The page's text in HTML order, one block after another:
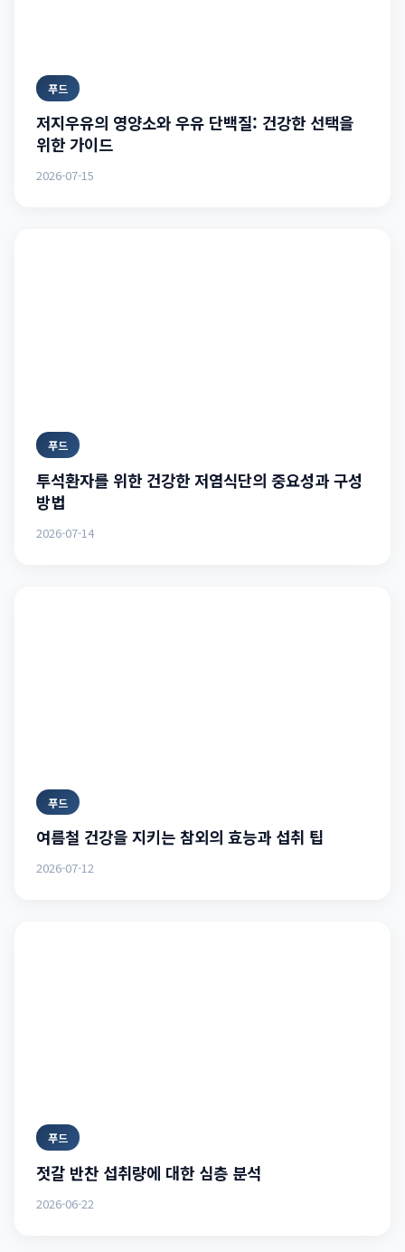
푸드
저지우유의 영양소와 우유 단백질: 건강한 선택을
위한 가이드
2026-07-15
푸드
투석환자를 위한 건강한 저염식단의 중요성과 구성
방법
2026-07-14
푸드
여름철 건강을 지키는 참외의 효능과 섭취 팁
2026-07-12
푸드
젓갈 반찬 섭취량에 대한 심층 분석
2026-06-22